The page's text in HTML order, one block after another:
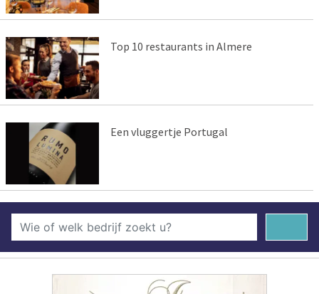
Top 10 restaurants in Almere
Een vluggertje Portugal